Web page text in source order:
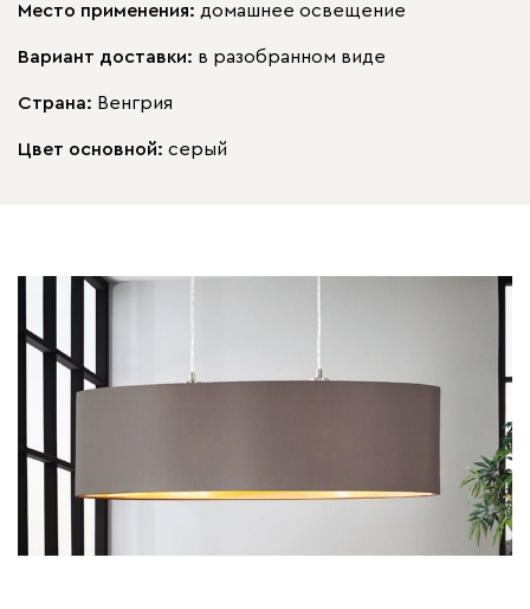
Место применения: домашнее освещение
Вариант доставки: в разобранном виде
Страна: Венгрия
Цвет основной: серый